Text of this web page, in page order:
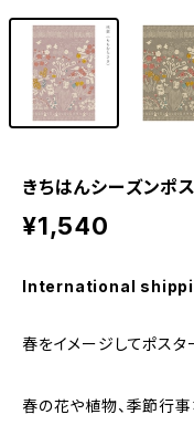
きちはんシーズンポ
¥1,540
International
春をイメージしてポスタ
春の花や植物、季節行